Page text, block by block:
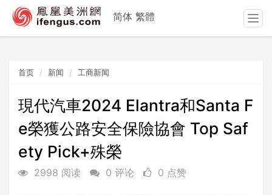
首页 新闻 工商新闻
現代汽車2024 Elantra和Santa F
e榮獲公路安全保險協會 Top Saf
ety Pick+殊榮
2998 阅读 0 评论 0 点赞
简体 繁體
T
o
n
v